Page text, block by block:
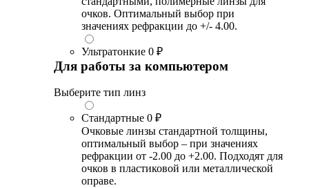
очков. Оптимальный выбор при
значениях рефракции до +/- 4.00.
Ультратонкие 0 ₽
Для работы за компьютером
Выберите тип линз
Стандартные 0 ₽
Очковые линзы стандартной толщины,
оптимальный выбор – при значениях
рефракции от -2.00 до +2.00. Подходят для
очков в пластиковой или металлической
оправе.